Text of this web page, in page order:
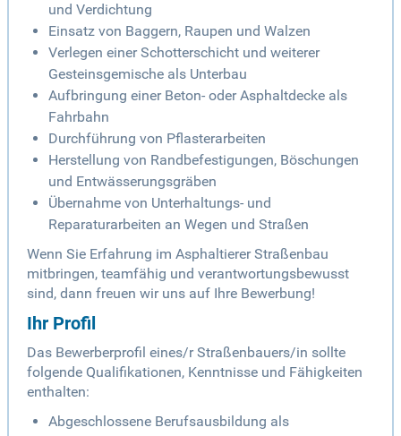
und Verdichtung
Einsatz von Baggern, Raupen und Walzen
Verlegen einer Schotterschicht und weiterer
Gesteinsgemische als Unterbau
Aufbringung einer Beton- oder Asphaltdecke als
Fahrbahn
Durchführung von Pflasterarbeiten
Herstellung von Randbefestigungen, Böschungen
und Entwässerungsgräben
Übernahme von Unterhaltungs- und
Reparaturarbeiten an Wegen und Straßen
Wenn Sie Erfahrung im Asphaltierer Straßenbau
mitbringen, teamfähig und verantwortungsbewusst
sind, dann freuen wir uns auf Ihre Bewerbung!
Ihr Profil
Das Bewerberprofil eines/r Straßenbauers/in sollte
folgende Qualifikationen, Kenntnisse und Fähigkeiten
enthalten:
Abgeschlossene Berufsausbildung als